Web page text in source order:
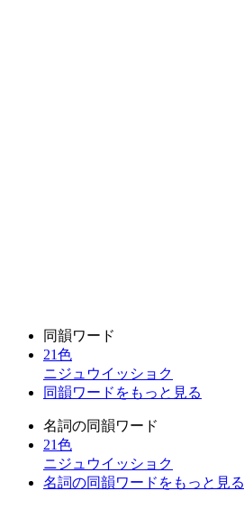
同韻ワード
21色
ニジュウイッショク
同韻ワードをもっと見る
名詞の同韻ワード
21色
ニジュウイッショク
名詞の同韻ワードをもっと見る